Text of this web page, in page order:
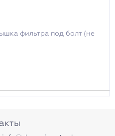
фильтра под болт (не